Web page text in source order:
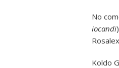
No
iocandi
Koldo